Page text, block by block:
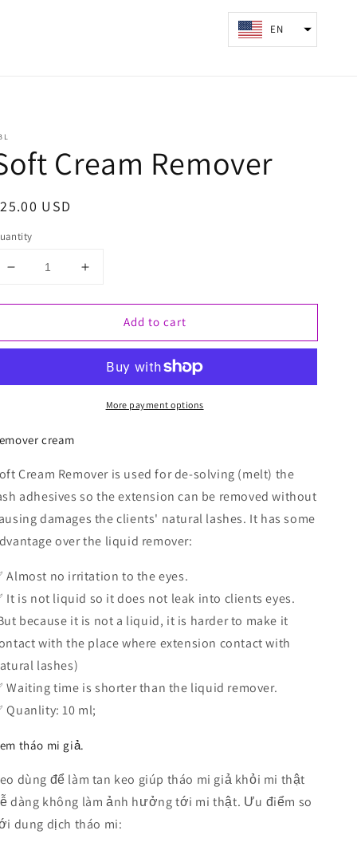
Log
in
Cart
Cream Remover
USD
Decrease
for
Cream
Increase
for
Cream
Add to cart
More payment options
cream
Cream Remover is used for de-solving (melt) the
adhesives so the extension can be removed without
damages the clients' natural lashes. It has some
over the liquid remover:
Almost no irritation to the eyes.
It is not liquid so it does not leak into clients eyes.
because it is not a liquid, it is harder to make it
with the place where extension contact with
lashes)
Waiting time is shorter than the liquid remover.
Quanlity: 10 ml;
tháo mi giả.
dùng để làm tan keo giúp tháo mi giả khỏi mi thật
dàng không làm ảnh hưởng tới mi thật. Ưu điểm so
dung dịch tháo mi:
EN